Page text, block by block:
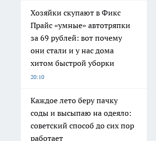
Хозяйки скупают в Фикс
Прайс «умные» автотряпки
за 69 рублей: вот почему
они стали и у нас дома
хитом быстрой уборки
20:10
Каждое лето беру пачку
соды и высыпаю на одеяло:
советский способ до сих пор
работает